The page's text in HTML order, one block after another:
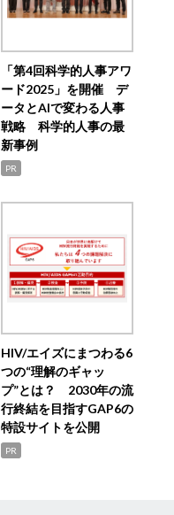
「第4回科学的人事アワ
ード2025」を開催 デ
ータとAIで変わる人事
戦略 科学的人事の最
新事例
PR
HIV/エイズにまつわる6
つの“理解のギャッ
プ”とは？ 2030年の流
行終結を目指すGAP6の
特設サイトを公開
PR